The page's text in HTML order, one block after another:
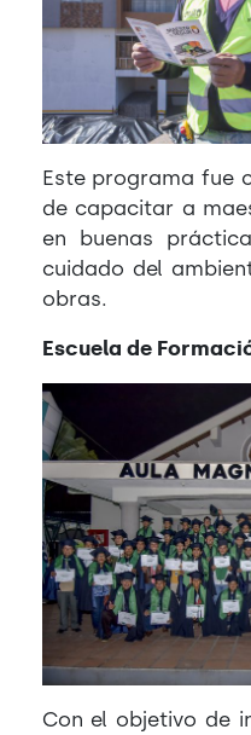
Este programa fue
de capacitar a
en buenas
cuidado del
obras.
Escuela de
Con el objetivo de